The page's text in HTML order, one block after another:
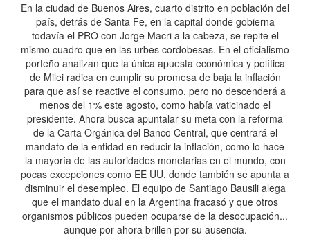
En la ciudad de Buenos Aires, cuarto distrito en población del
país, detrás de Santa Fe, en la capital donde gobierna
todavía el PRO con Jorge Macri a la cabeza, se repite el
mismo cuadro que en las urbes cordobesas. En el oficialismo
porteño analizan que la única apuesta económica y política
de Milei radica en cumplir su promesa de baja la inflación
para que así se reactive el consumo, pero no descenderá a
menos del 1% este agosto, como había vaticinado el
presidente. Ahora busca apuntalar su meta con la reforma
de la Carta Orgánica del Banco Central, que centrará el
mandato de la entidad en reducir la inflación, como lo hace
la mayoría de las autoridades monetarias en el mundo, con
pocas excepciones como EE UU, donde también se apunta a
disminuir el desempleo. El equipo de Santiago Bausili alega
que el mandato dual en la Argentina fracasó y que otros
organismos públicos pueden ocuparse de la desocupación...
aunque por ahora brillen por su ausencia.